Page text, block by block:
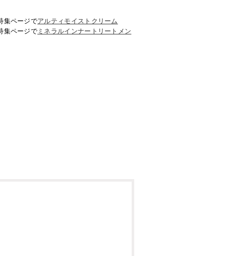
集ページでアルティモイストクリーム
集ページで ミネラルインナートリートメン